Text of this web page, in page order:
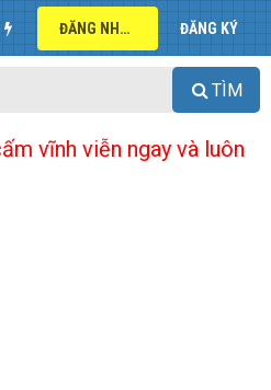
ĐĂNG NHẬP ĐĂNG KÝ
TÌM
vĩnh viễn ngay và luôn